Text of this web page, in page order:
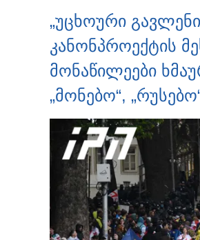
„უცხოური
კანონპროექტის
მონაწილეები
„მონებო“,